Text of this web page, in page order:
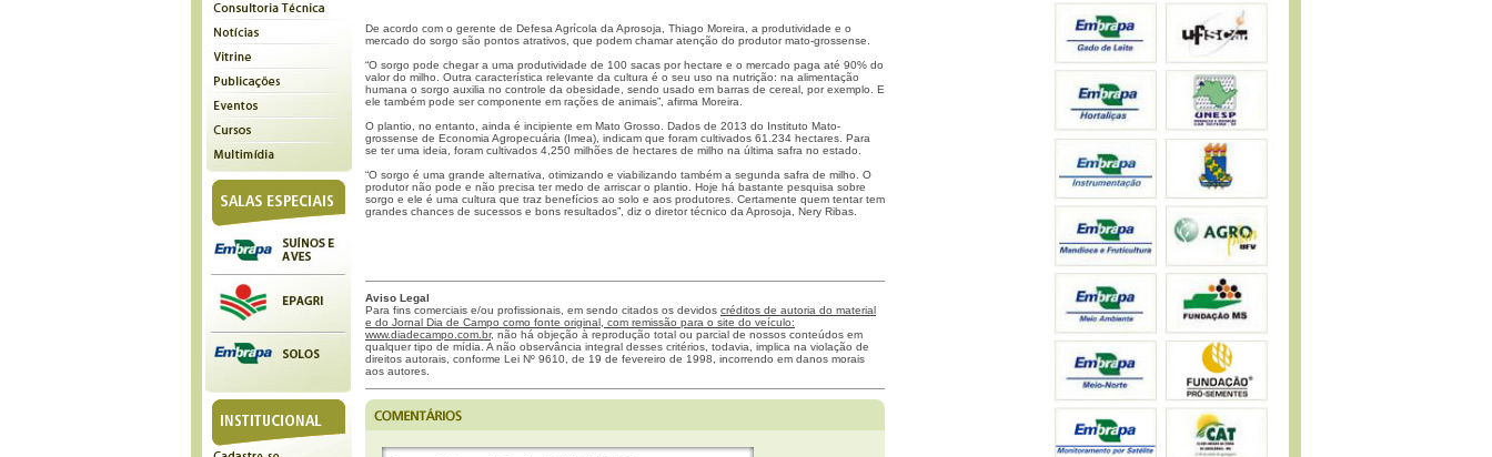
De acordo com o gerente de Defesa Agrícola da Aprosoja, Thiago Moreira, a produtividade e o
mercado do sorgo são pontos atrativos, que podem chamar atenção do produtor mato-grossense.
“O sorgo pode chegar a uma produtividade de 100 sacas por hectare e o mercado paga até 90% do
valor do milho. Outra característica relevante da cultura é o seu uso na nutrição: na alimentação
humana o sorgo auxilia no controle da obesidade, sendo usado em barras de cereal, por exemplo. E
ele também pode ser componente em rações de animais”, afirma Moreira.
O plantio, no entanto, ainda é incipiente em Mato Grosso. Dados de 2013 do Instituto Mato-
grossense de Economia Agropecuária (Imea), indicam que foram cultivados 61.234 hectares. Para
se ter uma ideia, foram cultivados 4,250 milhões de hectares de milho na última safra no estado.
“O sorgo é uma grande alternativa, otimizando e viabilizando também a segunda safra de milho. O
produtor não pode e não precisa ter medo de arriscar o plantio. Hoje há bastante pesquisa sobre
sorgo e ele é uma cultura que traz benefícios ao solo e aos produtores. Certamente quem tentar tem
grandes chances de sucessos e bons resultados”, diz o diretor técnico da Aprosoja, Nery Ribas.
Aviso Legal
Para fins comerciais e/ou profissionais, em sendo citados os devidos créditos de autoria do material
e do Jornal Dia de Campo como fonte original, com remissão para o site do veículo:
www.diadecampo.com.br, não há objeção à reprodução total ou parcial de nossos conteúdos em
qualquer tipo de mídia. A não observância integral desses critérios, todavia, implica na violação de
direitos autorais, conforme Lei Nº 9610, de 19 de fevereiro de 1998, incorrendo em danos morais
aos autores.